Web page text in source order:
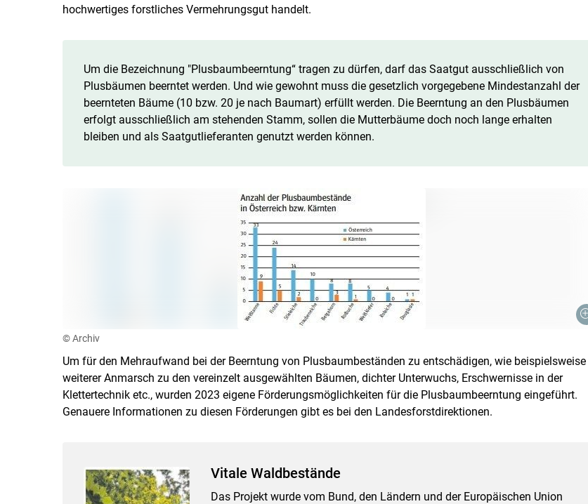
hochwertiges forstliches Vermehrungsgut handelt.
Um die Bezeichnung "Plusbaumbeerntung“ tragen zu dürfen, darf das Saatgut ausschließlich von
Plusbäumen beerntet werden. Und wie gewohnt muss die gesetzlich vorgegebene Mindestanzahl der
beernteten Bäume (10 bzw. 20 je nach Baumart) erfüllt werden. Die Beerntung an den Plusbäumen
erfolgt ausschließlich am stehenden Stamm, sollen die Mutterbäume doch noch lange erhalten
bleiben und als Saatgutlieferanten genutzt werden können.
© Archiv
Um für den Mehraufwand bei der Beerntung von Plusbaumbeständen zu entschädigen, wie beispielsweise
weiterer Anmarsch zu den vereinzelt ausgewählten Bäumen, dichter Unterwuchs, Erschwernisse in der
Klettertechnik etc., wurden 2023 eigene Förderungsmöglichkeiten für die Plusbaumbeerntung eingeführt.
Genauere Informationen zu diesen Förderungen gibt es bei den Landesforstdirektionen.
Vitale Waldbestände
Das Projekt wurde vom Bund, den Ländern und der Europäischen Union